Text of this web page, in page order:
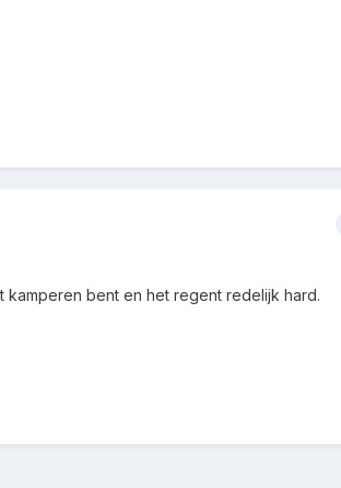
kamperen bent en het regent redelijk hard.